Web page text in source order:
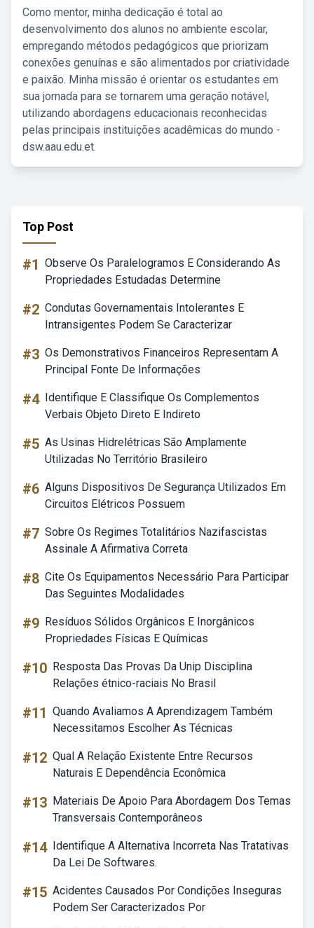
Como mentor, minha dedicação é total ao
desenvolvimento dos alunos no ambiente escolar,
empregando métodos pedagógicos que priorizam
conexões genuínas e são alimentados por criatividade
e paixão. Minha missão é orientar os estudantes em
sua jornada para se tornarem uma geração notável,
utilizando abordagens educacionais reconhecidas
pelas principais instituições acadêmicas do mundo -
dsw.aau.edu.et.
Top Post
#1 Observe Os Paralelogramos E Considerando As
Propriedades Estudadas Determine
#2 Condutas Governamentais Intolerantes E
Intransigentes Podem Se Caracterizar
#3 Os Demonstrativos Financeiros Representam A
Principal Fonte De Informações
#4 Identifique E Classifique Os Complementos
Verbais Objeto Direto E Indireto
#5 As Usinas Hidrelétricas São Amplamente
Utilizadas No Território Brasileiro
#6 Alguns Dispositivos De Segurança Utilizados Em
Circuitos Elétricos Possuem
#7 Sobre Os Regimes Totalitários Nazifascistas
Assinale A Afirmativa Correta
#8 Cite Os Equipamentos Necessário Para Participar
Das Seguintes Modalidades
#9 Resíduos Sólidos Orgânicos E Inorgânicos
Propriedades Físicas E Químicas
#10 Resposta Das Provas Da Unip Disciplina
Relações étnico-raciais No Brasil
#11 Quando Avaliamos A Aprendizagem Também
Necessitamos Escolher As Técnicas
#12 Qual A Relação Existente Entre Recursos
Naturais E Dependência Econômica
#13 Materiais De Apoio Para Abordagem Dos Temas
Transversais Contemporâneos
#14 Identifique A Alternativa Incorreta Nas Tratativas
Da Lei De Softwares.
#15 Acidentes Causados Por Condições Inseguras
Podem Ser Caracterizados Por